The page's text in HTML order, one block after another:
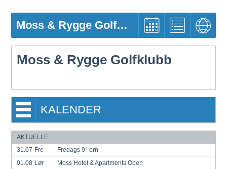
Moss & Rygge Golfklubb
Moss & Rygge Golfklubb
KALENDER
AKTUELLE
31.07 Fre
Fredags 9`-ern
01.08 Lør
Moss Hotel & Apartments Open